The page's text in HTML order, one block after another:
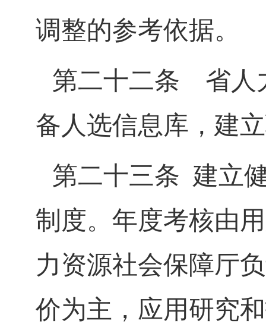
调整的参考依据。
第二十二条 省人
备人选信息库，建
第二十三条 建立
制度。年度考核由
力资源社会保障厅
价为主，应用研究